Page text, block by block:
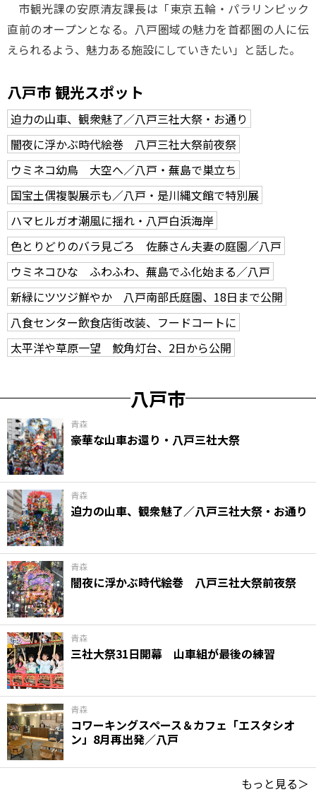
市観光課の安原清友課長は「東京五輪・パラリンピック
直前のオープンとなる。八戸圏域の魅力を首都圏の人に伝
えられるよう、魅力ある施設にしていきたい」と話した。
八戸市 観光スポット
迫力の山車、観衆魅了／八戸三社大祭・お通り
闇夜に浮かぶ時代絵巻 八戸三社大祭前夜祭
ウミネコ幼鳥 大空へ／八戸・蕪島で巣立ち
国宝土偶複製展示も／八戸・是川縄文館で特別展
ハマヒルガオ潮風に揺れ・八戸白浜海岸
色とりどりのバラ見ごろ 佐藤さん夫妻の庭園／八戸
ウミネコひな ふわふわ、蕪島でふ化始まる／八戸
新緑にツツジ鮮やか 八戸南部氏庭園、18日まで公開
八食センター飲食店街改装、フードコートに
太平洋や草原一望 鮫角灯台、2日から公開
八戸市
青森
豪華な山車お還り・八戸三社大祭
青森
迫力の山車、観衆魅了／八戸三社大祭・お通り
青森
闇夜に浮かぶ時代絵巻 八戸三社大祭前夜祭
青森
三社大祭31日開幕 山車組が最後の練習
青森
コワーキングスペース＆カフェ「エスタシオ
ン」8月再出発／八戸
もっと見る＞